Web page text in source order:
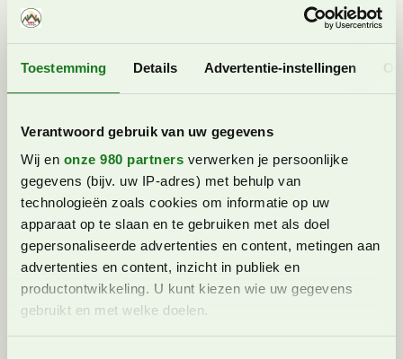
Toestemming Details Advertentie-instellingen
Verantwoord gebruik van uw gegevens
Wij en onze 980 partners verwerken je persoonlijke
gegevens (bijv. uw IP-adres) met behulp van
technologieën zoals cookies om informatie op uw
apparaat op te slaan en te gebruiken met als doel
gepersonaliseerde advertenties en content, metingen aan
advertenties en content, inzicht in publiek en
productontwikkeling. U kunt kiezen wie uw gegevens
gebruikt en met welke doelen.
# 3 Slap orglice
In een zijdal van deKamniška Bistrica vallei ligt een
mooie waterval,Slap orglice.Ik parkeer de auto en
volg de bordjes. Na een paar minuten kom ik bij de